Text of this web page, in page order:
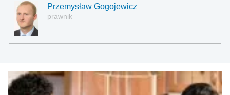
Przemysław Gogojewicz
prawnik